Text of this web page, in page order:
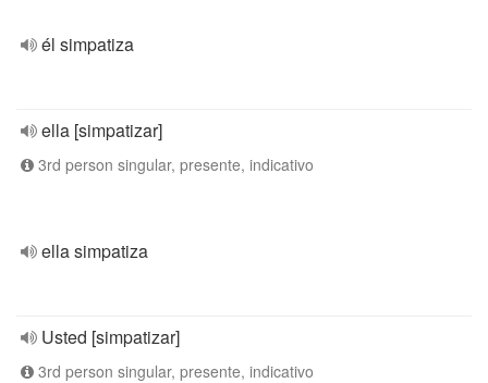
él simpatiza
ella [simpatizar]
3rd person singular, presente, indicativo
ella simpatiza
Usted [simpatizar]
3rd person singular, presente, indicativo